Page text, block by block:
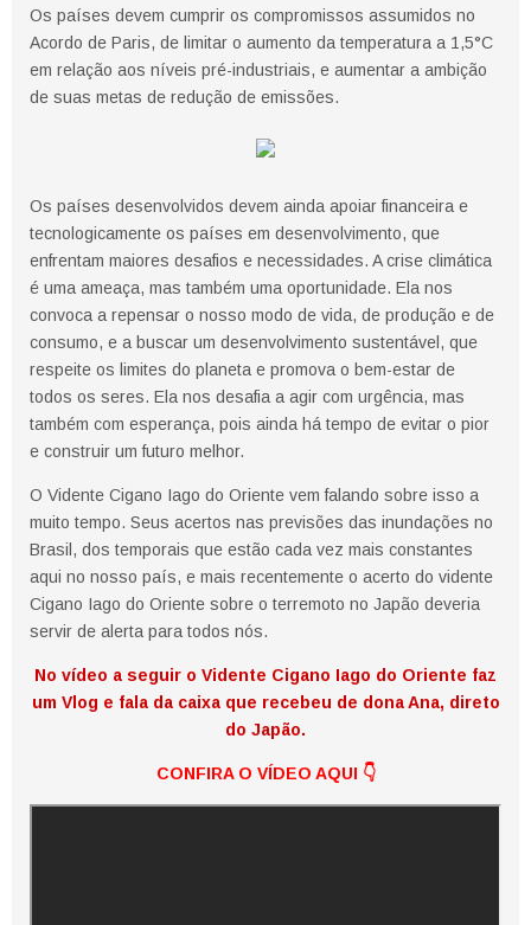
Os países devem cumprir os compromissos assumidos no
Acordo de Paris, de limitar o aumento da temperatura a 1,5°C
em relação aos níveis pré-industriais, e aumentar a ambição
de suas metas de redução de emissões.
Os países desenvolvidos devem ainda apoiar financeira e
tecnologicamente os países em desenvolvimento, que
enfrentam maiores desafios e necessidades. A crise climática
é uma ameaça, mas também uma oportunidade. Ela nos
convoca a repensar o nosso modo de vida, de produção e de
consumo, e a buscar um desenvolvimento sustentável, que
respeite os limites do planeta e promova o bem-estar de
todos os seres. Ela nos desafia a agir com urgência, mas
também com esperança, pois ainda há tempo de evitar o pior
e construir um futuro melhor.
O Vidente Cigano Iago do Oriente vem falando sobre isso a
muito tempo. Seus acertos nas previsões das inundações no
Brasil, dos temporais que estão cada vez mais constantes
aqui no nosso país, e mais recentemente o acerto do vidente
Cigano Iago do Oriente sobre o terremoto no Japão deveria
servir de alerta para todos nós.
No vídeo a seguir o Vidente Cigano Iago do Oriente faz
um Vlog e fala da caixa que recebeu de dona Ana, direto
do Japão.
CONFIRA O VÍDEO AQUI 👇